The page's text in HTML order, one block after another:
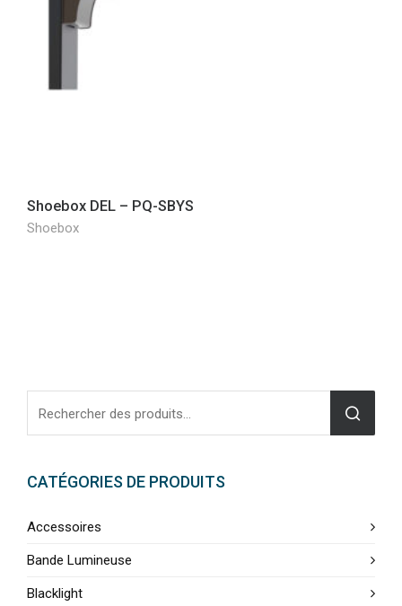
Shoebox DEL – PQ-SBYS
Shoebox
CATÉGORIES DE PRODUITS
Accessoires
Bande Lumineuse
Blacklight